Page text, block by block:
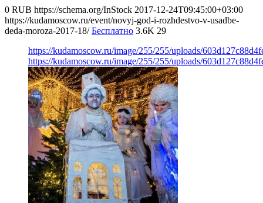
0 RUB https://schema.org/InStock 2017-12-24T09:45:00+03:00
https://kudamoscow.ru/event/novyj-god-i-rozhdestvo-v-usadbe-
deda-moroza-2017-18/ Бесплатно 3.6K 29
https://kudamoscow.ru/image/255/255/uploads/
https://kudamoscow.ru/image/255/255/uploads/